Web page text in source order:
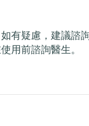
有疑慮，建議諮
用前諮詢醫生。